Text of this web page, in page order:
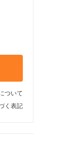
ついて
く表記